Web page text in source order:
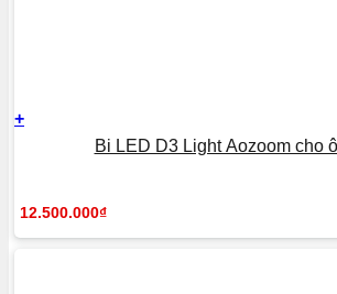
+
Bi LED D3 Light Aozoom cho
12.500.000₫